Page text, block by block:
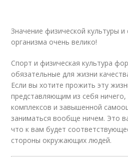
Значение физической культуры
организма очень велико!
Спорт и физическая культура
обязательные для жизни
Если вы хотите прожить эту
представляющим из себя
комплексов и завышенной
заниматься вообще ничем. Это
что к вам будет
стороны окружающих людей.